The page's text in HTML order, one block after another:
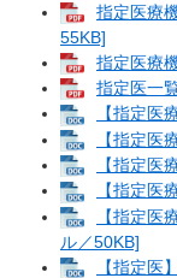
指定医療
55KB]
指定医療
指定医一
【指定医
【指定医
【指定医
【指定医
【指定医
ル／50KB]
【指定医